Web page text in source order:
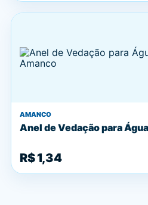
AMANCO
Anel de Vedação para
R$ 1,34